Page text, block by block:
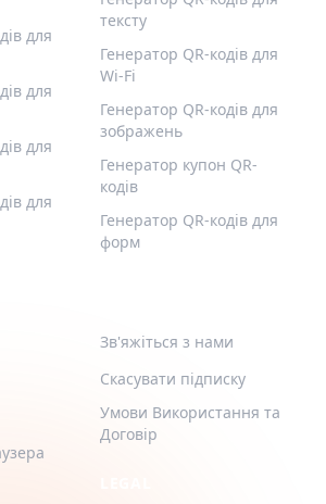
для
для
для
для
тексту
Генератор QR-кодів для
Wi-Fi
Генератор QR-кодів для
зображень
Генератор купон QR-
кодів
Генератор QR-кодів для
форм
Зв'яжіться з нами
Скасувати підписку
Умови Використання та
Договір